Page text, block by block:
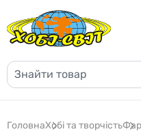
ГоловнаХобі та творчість